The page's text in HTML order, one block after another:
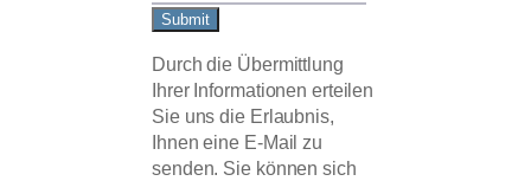
Submit
Durch die Übermittlung
Ihrer Informationen erteilen
Sie uns die Erlaubnis,
Ihnen eine E-Mail zu
senden. Sie können sich